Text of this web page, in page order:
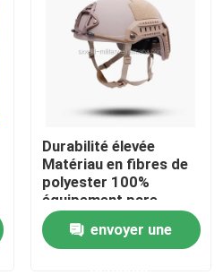
Durabilité élevée
Matériau en fibres de
polyester 100%
équipement pare-
balles
envoyer une